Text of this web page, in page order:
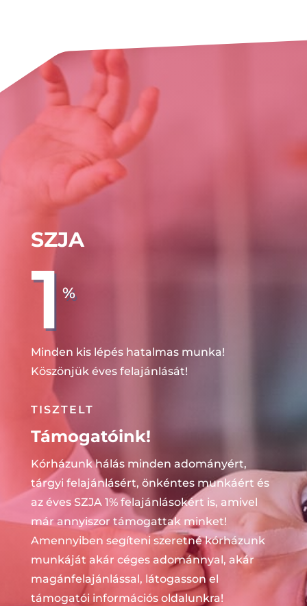
SZJA
1 %
Minden kis lépés hatalmas munka!
Köszönjük éves felajánlását!
TISZTELT
Támogatóink!
Kórházunk hálás minden adományért,
tárgyi felajánlásért, önkéntes munkáért és
az éves SZJA 1% felajánlásokért is, amivel
már annyiszor támogattak minket!
Amennyiben segíteni szeretné kórházunk
munkáját akár céges adománnyal, akár
magánfelajánlással, látogasson el
támogatói információs oldalunkra!